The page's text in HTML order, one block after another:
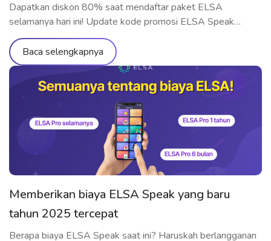
Dapatkan diskon 80% saat mendaftar paket ELSA
selamanya hari ini! Update kode promosi ELSA Speak
terbaru dan tercepat bulanan di sini.
Baca selengkapnya
Memberikan biaya ELSA Speak yang baru
tahun 2025 tercepat
Berapa biaya ELSA Speak saat ini? Haruskah berlangganan